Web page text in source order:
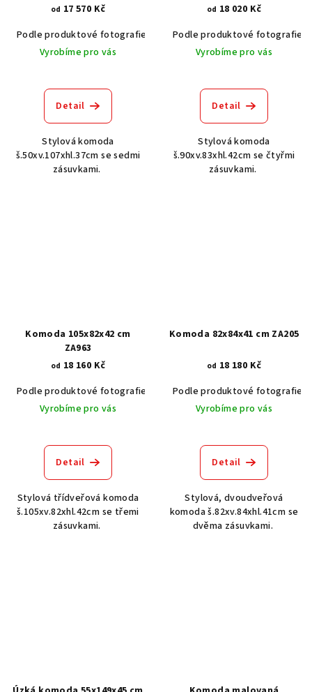
od 17 570 Kč
Podle produktové fotografie
Akát vintage BT1551
Dub světlý
Vyrobíme pro vás
Detail
Stylová komoda
š.50xv.107xhl.37cm se sedmi
zásuvkami.
od 18 020 Kč
Podle produktové fotografie
Vyrobíme pro vás
Detail
Stylová komoda
š.90xv.83xhl.42cm se čtyřmi
zásuvkami.
Komoda 105x82x42 cm
ZA963
od 18 160 Kč
Podle produktové fotografie
Akát vintage BT1551
Ořech
Vyrobíme pro vás
Detail
Stylová třídveřová komoda
š.105xv.82xhl.42cm se třemi
zásuvkami.
Komoda 82x84x41 cm ZA205
od 18 180 Kč
Podle produktové fotografie
Vyrobíme pro vás
Detail
Stylová, dvoudveřová
komoda š.82xv.84xhl.41cm se
dvěma zásuvkami.